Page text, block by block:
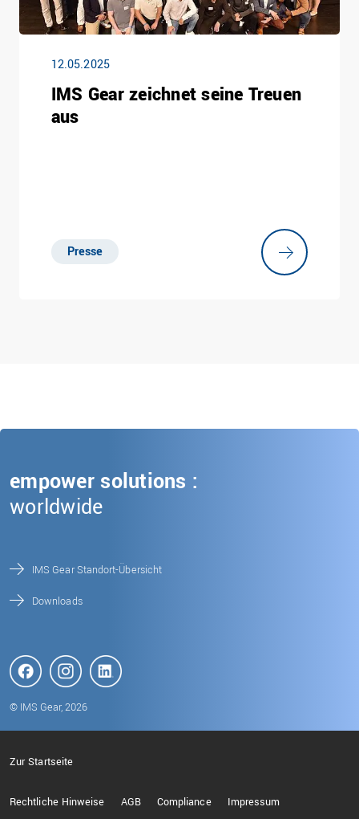
12.05.2025
IMS Gear zeichnet seine Treuen
aus
Presse
empower solutions :
worldwide
IMS Gear Standort-Übersicht
Downloads
© IMS Gear, 2026
Zur Startseite
Rechtliche Hinweise AGB Compliance Impressum